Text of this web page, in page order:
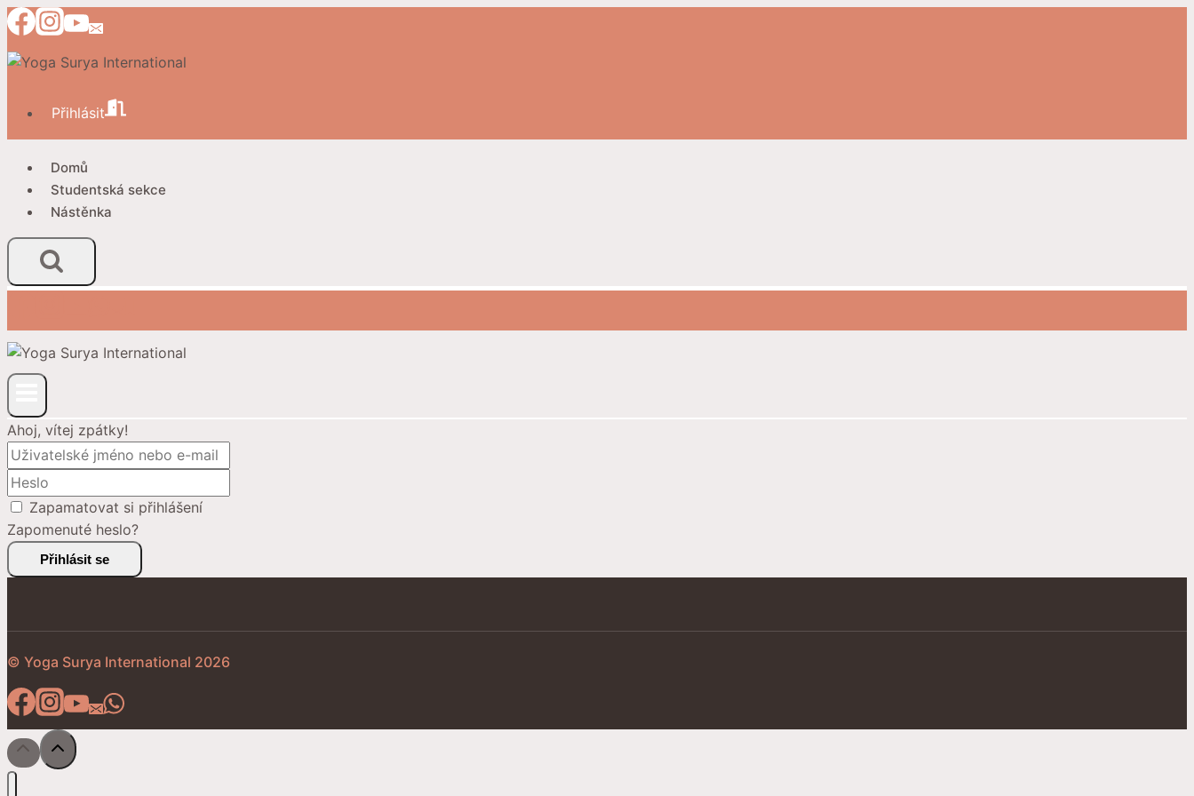
Přeskočit
na
obsah
Přihlásit
Domů
Studentská sekce
Nástěnka
Ahoj, vítej zpátky!
Zapamatovat si přihlášení
Zapomenuté heslo?
Přihlásit se
© Yoga Surya International 2026